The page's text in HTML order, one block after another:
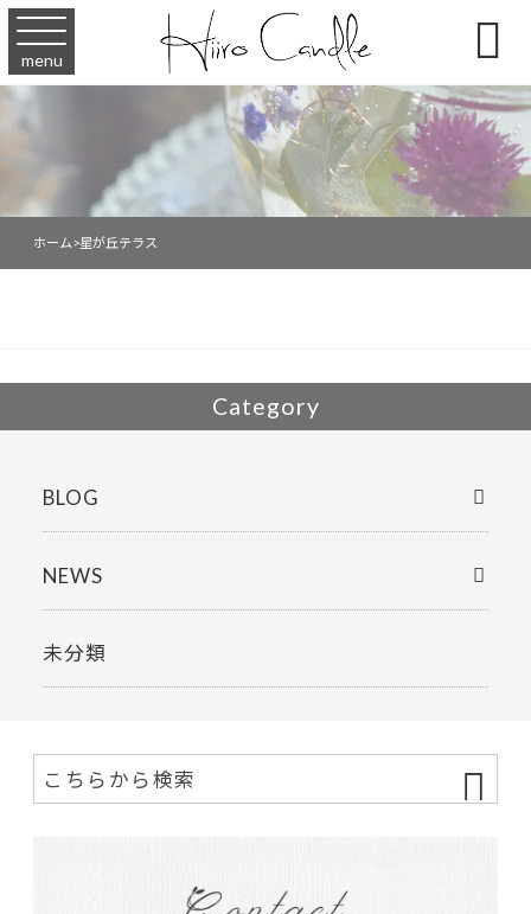
menu 
ホーム>星が丘テラス
Category
BLOG
NEWS
未分類